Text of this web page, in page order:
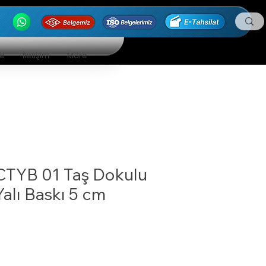
İletişim More
01 Taş Dokulu
Baskı 5 cm